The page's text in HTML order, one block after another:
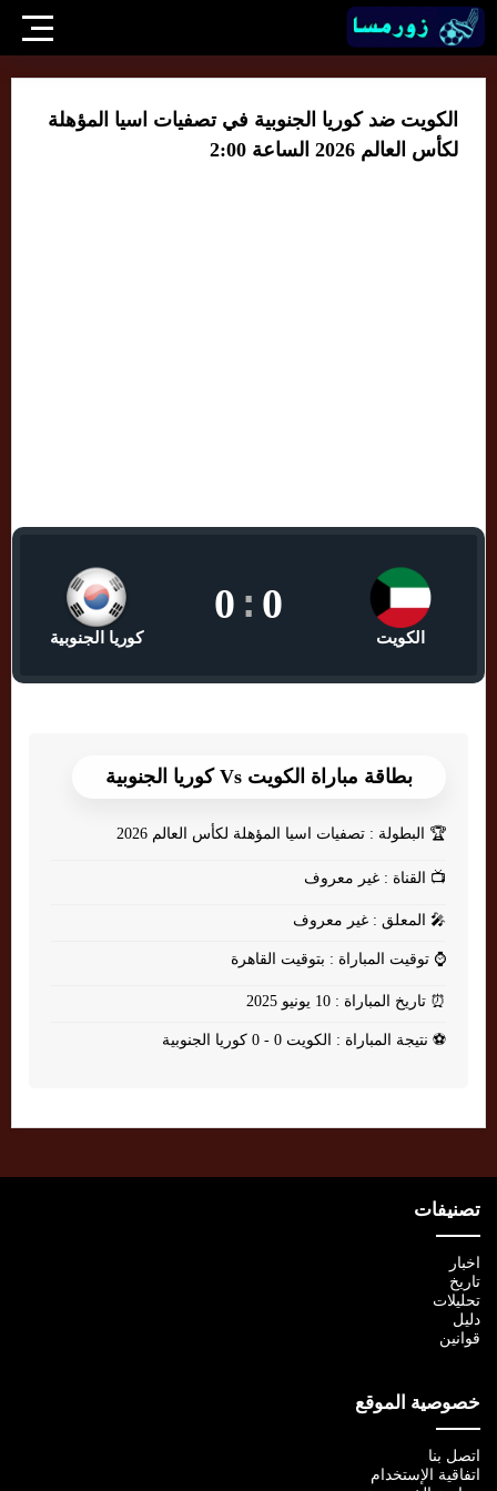
الكويت ضد كوريا الجنوبية في تصفيات اسيا المؤهلة
لكأس العالم 2026 الساعة 2:00
الكويت
0
:
0
كوريا الجنوبية
بطاقة مباراة الكويت Vs كوريا الجنوبية
🏆 البطولة : تصفيات اسيا المؤهلة لكأس العالم 2026
📺 القناة : غير معروف
🎤 المعلق : غير معروف
⌚ توقيت المباراة : بتوقيت القاهرة
⏰ تاريخ المباراة : 10 يونيو 2025
⚽ نتيجة المباراة : الكويت 0 - 0 كوريا الجنوبية
تصنيفات
اخبار
تاريخ
تحليلات
دليل
قوانين
خصوصية الموقع
اتصل بنا
اتفاقية الإستخدام